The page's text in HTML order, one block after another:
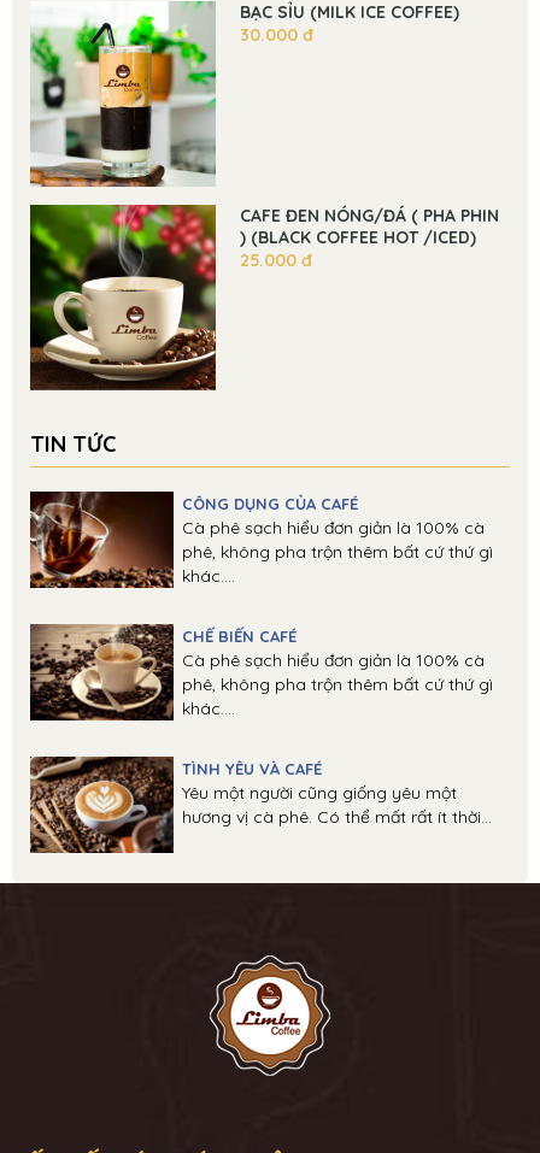
BẠC SỈU (MILK ICE COFFEE)
30.000 đ
CAFE ĐEN NÓNG/ĐÁ ( PHA PHIN
) (BLACK COFFEE HOT /ICED)
25.000 đ
TIN TỨC
CÔNG DỤNG CỦA CAFÉ
Cà phê sạch hiểu đơn giản là 100% cà
phê, không pha trộn thêm bất cứ thứ gì
khác....
CHẾ BIẾN CAFÉ
Cà phê sạch hiểu đơn giản là 100% cà
phê, không pha trộn thêm bất cứ thứ gì
khác....
TÌNH YÊU VÀ CAFÉ
Yêu một người cũng giống yêu một
hương vị cà phê. Có thể mất rất ít thời...